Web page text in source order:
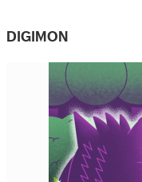
DIGIMON